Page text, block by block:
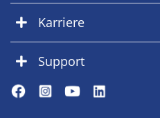
Karriere
Support